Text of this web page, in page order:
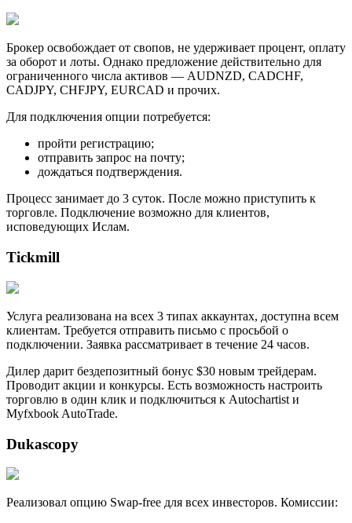
Брокер освобождает от свопов, не удерживает процент, оплату
за оборот и лоты. Однако предложение действительно для
ограниченного числа активов — AUDNZD, CADCHF,
CADJPY, CHFJPY, EURCAD и прочих.
Для подключения опции потребуется:
пройти регистрацию;
отправить запрос на почту;
дождаться подтверждения.
Процесс занимает до 3 суток. После можно приступить к
торговле. Подключение возможно для клиентов,
исповедующих Ислам.
Tickmill
Услуга реализована на всех 3 типах аккаунтах, доступна всем
клиентам. Требуется отправить письмо с просьбой о
подключении. Заявка рассматривает в течение 24 часов.
Дилер дарит бездепозитный бонус $30 новым трейдерам.
Проводит акции и конкурсы. Есть возможность настроить
торговлю в один клик и подключиться к Autochartist и
Myfxbook AutoTrade.
Dukascopy
Реализовал опцию Swap-free для всех инвесторов. Комиссии: